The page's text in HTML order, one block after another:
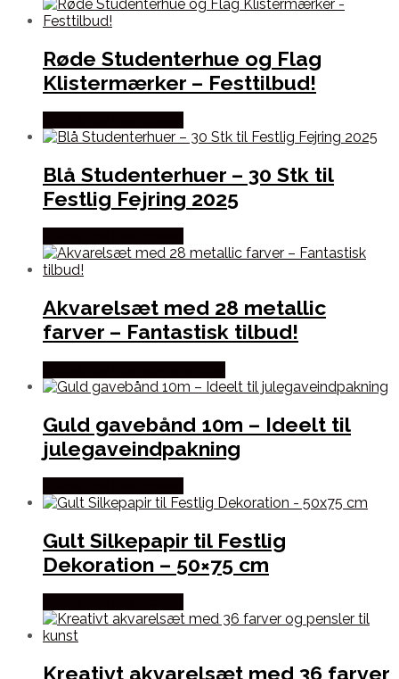
Røde Studenterhue og Flag
Klistermærker – Festtilbud!
Blå Studenterhuer – 30 Stk til
Festlig Fejring 2025
Akvarelsæt med 28 metallic
farver – Fantastisk tilbud!
Guld gavebånd 10m – Ideelt til
julegaveindpakning
Gult Silkepapir til Festlig
Dekoration – 50×75 cm
Kreativt akvarelsæt med 36 farver